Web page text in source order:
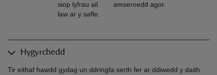
siop lyfrau ail
law ar y safle.
amseroedd agor.
Hygyrchedd
Tir eithaf hawdd gydag un ddringfa serth fer ar ddiwedd y daith.